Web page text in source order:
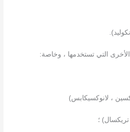
التي تستخدمها ، وخاصة:
، لانوكسيكابس)
؛